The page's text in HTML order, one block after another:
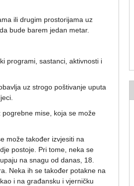
ili drugim prostorijama uz
bude barem jedan metar.
programi, sastanci, aktivnosti i
uz strogo poštivanje uputa
mise, koja se može
može također izvjesiti na
postoje. Pri tome, neka se
na snagu od danas, 18.
Neka ih se također potakne na
i na građansku i vjerničku